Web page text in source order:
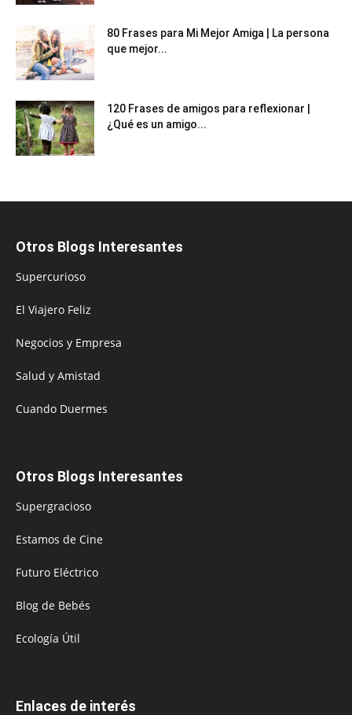
80 Frases para Mi Mejor Amiga | La persona
que mejor...
120 Frases de amigos para reflexionar |
¿Qué es un amigo...
Otros Blogs Interesantes
Supercurioso
El Viajero Feliz
Negocios y Empresa
Salud y Amistad
Cuando Duermes
Otros Blogs Interesantes
Supergracioso
Estamos de Cine
Futuro Eléctrico
Blog de Bebés
Ecología Útil
Enlaces de interés